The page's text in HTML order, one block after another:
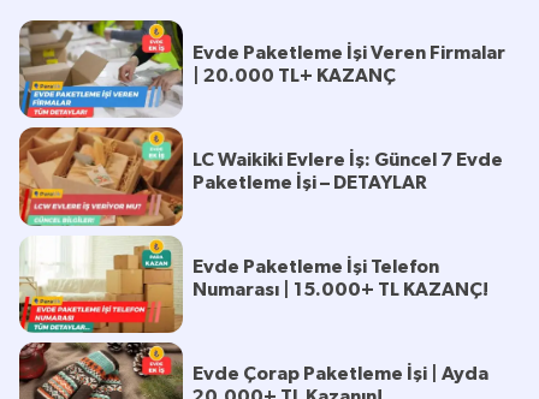
Evde Paketleme İşi Veren Firmalar
| 20.000 TL+ KAZANÇ
LC Waikiki Evlere İş: Güncel 7 Evde
Paketleme İşi – DETAYLAR
Evde Paketleme İşi Telefon
Numarası | 15.000+ TL KAZANÇ!
Evde Çorap Paketleme İşi | Ayda